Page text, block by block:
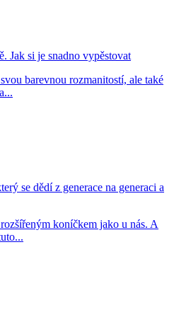
Jak si je snadno vypěstovat
barevnou rozmanitostí, ale také
se dědí z generace na generaci a
koníčkem jako u nás. A